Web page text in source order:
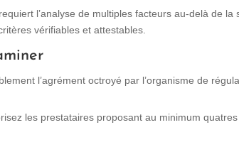
l’analyse de multiples facteurs au-delà de
vérifiables et attestables.
l’agrément octroyé par l’organisme de
les prestataires proposant au minimum